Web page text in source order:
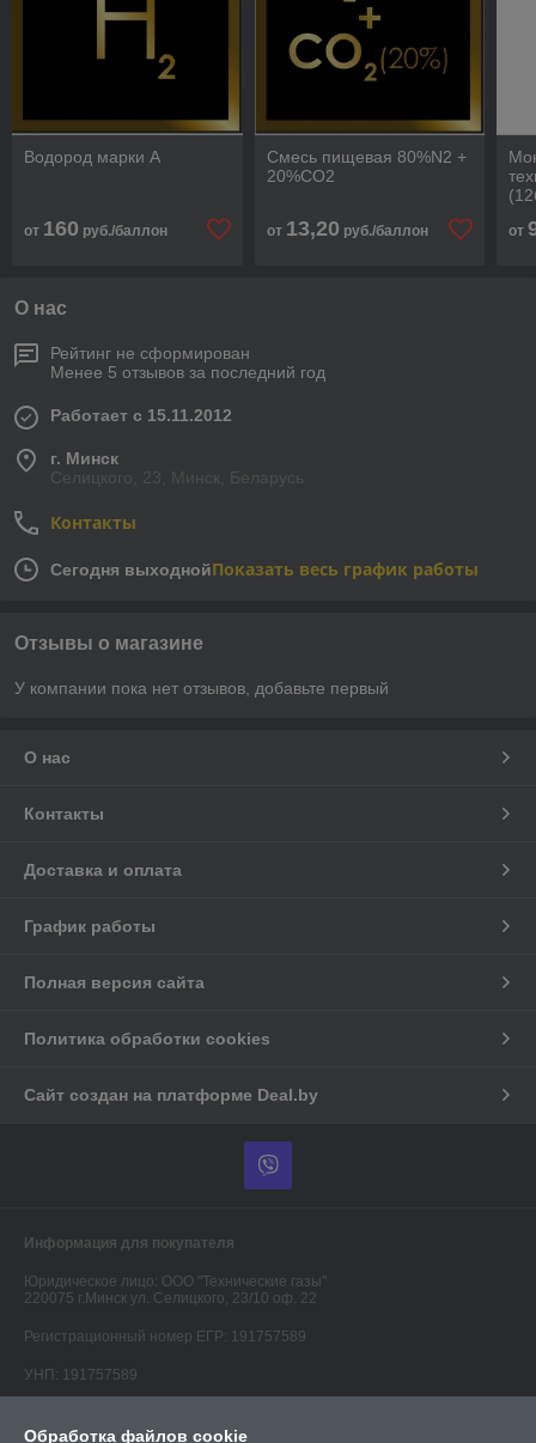
Водород марки А
от 160 руб./баллон
Смесь пищевая 80%N2 +
20%CO2
от 13,20 руб./баллон от
О нас
Рейтинг не сформирован
Менее 5 отзывов за последний год
Работает с 15.11.2012
г. Минск
Селицкого, 23, Минск, Беларусь
Контакты
Сегодня выходнойПоказать весь график работы
Отзывы о магазине
У компании пока нет отзывов, добавьте первый
О нас
Контакты
Доставка и оплата
График работы
Полная версия сайта
Политика обработки cookies
Сайт создан на платформе Deal.by
Информация для покупателя
Юридическое лицо: ООО "Технические газы"
220075 г.Минск ул. Селицкого, 23/10 оф. 22
Регистрационный номер ЕГР: 191757589
УНП: 191757589
Обработка файлов cookie